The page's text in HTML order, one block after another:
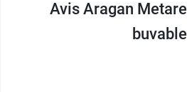
ARAGAN
Avis Aragan
buvable